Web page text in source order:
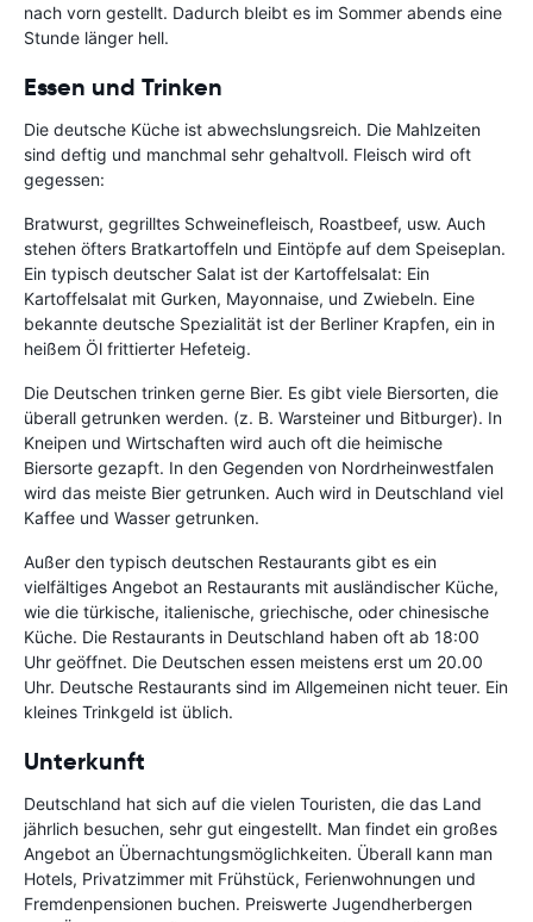
nach vorn gestellt. Dadurch bleibt es im Sommer abends eine
Stunde länger hell.
Essen und Trinken
Die deutsche Küche ist abwechslungsreich. Die Mahlzeiten
sind deftig und manchmal sehr gehaltvoll. Fleisch wird oft
gegessen:
Bratwurst, gegrilltes Schweinefleisch, Roastbeef, usw. Auch
stehen öfters Bratkartoffeln und Eintöpfe auf dem Speiseplan.
Ein typisch deutscher Salat ist der Kartoffelsalat: Ein
Kartoffelsalat mit Gurken, Mayonnaise, und Zwiebeln. Eine
bekannte deutsche Spezialität ist der Berliner Krapfen, ein in
heißem Öl frittierter Hefeteig.
Die Deutschen trinken gerne Bier. Es gibt viele Biersorten, die
überall getrunken werden. (z. B. Warsteiner und Bitburger). In
Kneipen und Wirtschaften wird auch oft die heimische
Biersorte gezapft. In den Gegenden von Nordrheinwestfalen
wird das meiste Bier getrunken. Auch wird in Deutschland viel
Kaffee und Wasser getrunken.
Außer den typisch deutschen Restaurants gibt es ein
vielfältiges Angebot an Restaurants mit ausländischer Küche,
wie die türkische, italienische, griechische, oder chinesische
Küche. Die Restaurants in Deutschland haben oft ab 18:00
Uhr geöffnet. Die Deutschen essen meistens erst um 20.00
Uhr. Deutsche Restaurants sind im Allgemeinen nicht teuer. Ein
kleines Trinkgeld ist üblich.
Unterkunft
Deutschland hat sich auf die vielen Touristen, die das Land
jährlich besuchen, sehr gut eingestellt. Man findet ein großes
Angebot an Übernachtungsmöglichkeiten. Überall kann man
Hotels, Privatzimmer mit Frühstück, Ferienwohnungen und
Fremdenpensionen buchen. Preiswerte Jugendherbergen